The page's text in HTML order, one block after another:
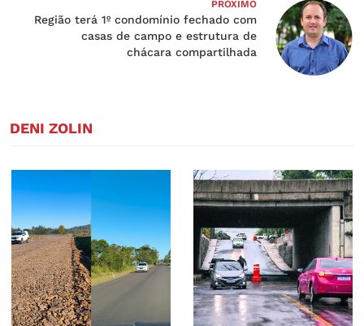
PRÓXIMO
Região terá 1º condomínio fechado com
casas de campo e estrutura de
chácara compartilhada
DENI ZOLIN